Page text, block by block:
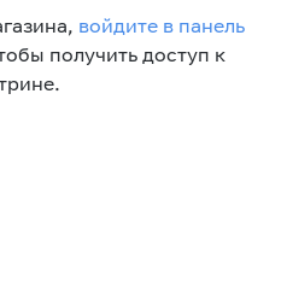
войдите в панель
получить доступ к